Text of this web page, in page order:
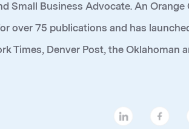
Small Business Advocate. An Orange
over 75 publications and has
Times, Denver Post, the Oklahoman